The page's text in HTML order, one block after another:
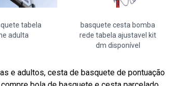
tabela
adulta
basquete cesta bomba
rede tabela ajustavel kit
dm disponível
e adultos, cesta de basquete de pontuação